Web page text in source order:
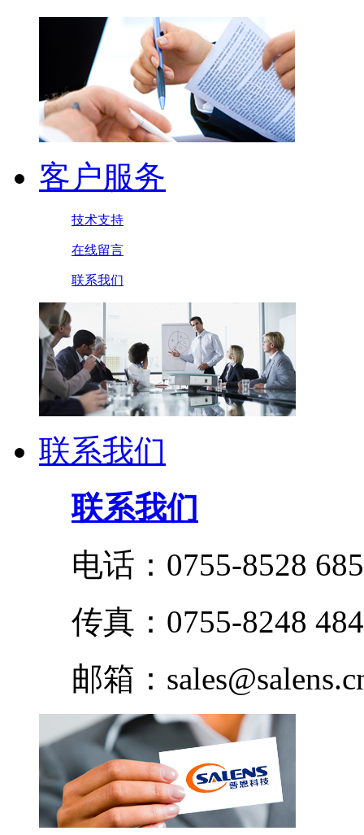
客户服务
技术支持
在线留言
联系我们
联系我们
联系我们
电话：0755-8528
传真：0755-8248
邮箱：